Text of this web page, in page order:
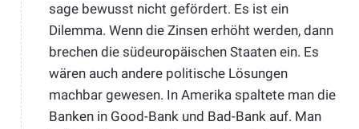
sage bewusst nicht gefördert. Es ist ein
Dilemma. Wenn die Zinsen erhöht werden, dann
brechen die südeuropäischen Staaten ein. Es
wären auch andere politische Lösungen
machbar gewesen. In Amerika spaltete man die
Banken in Good-Bank und Bad-Bank auf. Man